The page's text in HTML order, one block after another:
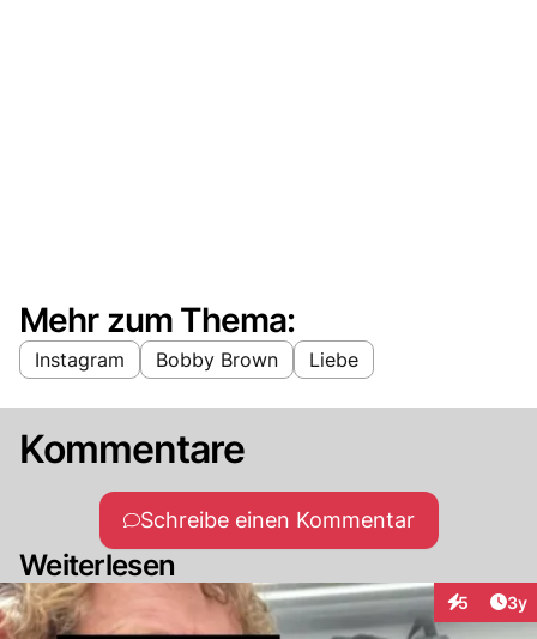
Mehr zum Thema:
Instagram Bobby Brown Liebe
Kommentare
Schreibe einen Kommentar
Weiterlesen
5 3y